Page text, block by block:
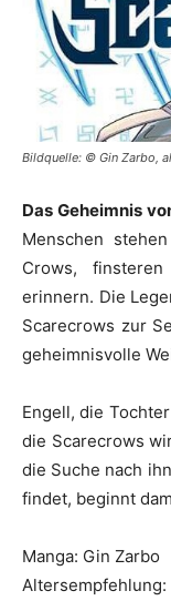
Bildquelle: © Gin Zarbo,
Das Geheimnis
Menschen
Crows,
erinnern. Die
Scarecrows zur
geheimnisvolle
Engell, die
die Scarecrows
die Suche nach
findet, beginnt
Manga: Gin Zarbo
Altersempfehlung: